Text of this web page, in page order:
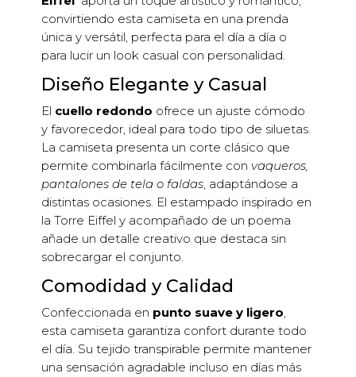
convirtiendo esta camiseta en una prenda
única y versátil, perfecta para el día a día o
para lucir un look casual con personalidad.
Diseño Elegante y Casual
El cuello redondo ofrece un ajuste cómodo
y favorecedor, ideal para todo tipo de siluetas.
La camiseta presenta un corte clásico que
permite combinarla fácilmente con vaqueros,
pantalones de tela o faldas, adaptándose a
distintas ocasiones. El estampado inspirado en
la Torre Eiffel y acompañado de un poema
añade un detalle creativo que destaca sin
sobrecargar el conjunto.
Comodidad y Calidad
Confeccionada en punto suave y ligero,
esta camiseta garantiza confort durante todo
el día. Su tejido transpirable permite mantener
una sensación agradable incluso en días más